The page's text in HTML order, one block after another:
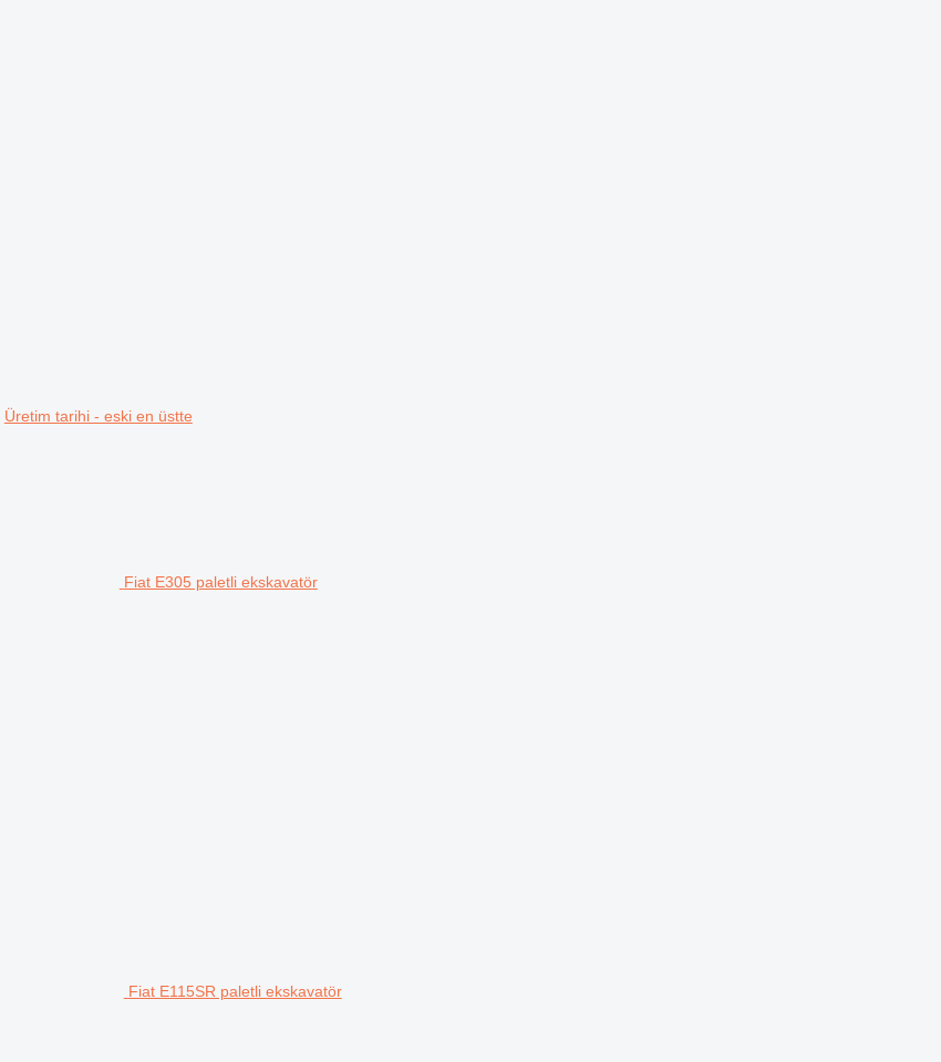
Üretim tarihi - eski en üstte
Fiat E305 paletli ekskavatör
Fiat E115SR paletli ekskavatör